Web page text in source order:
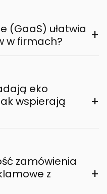
(GaaS) ułatwia
w firmach?
+
eko
wspierają
+
zamówienia
z
+